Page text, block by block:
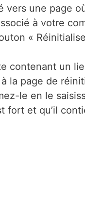
vers une page
à votre
«
contenant un
la page de
le en le
fort et qu’il